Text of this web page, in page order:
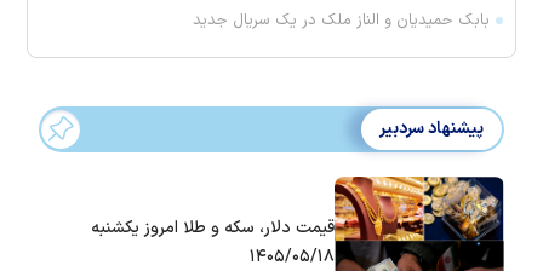
بابک حمیدیان و الناز ملک در یک سریال جدید
پیشنهاد سردبیر
قیمت دلار، سکه و طلا امروز یکشنبه
۱۴۰۵/۰۵/۱۸